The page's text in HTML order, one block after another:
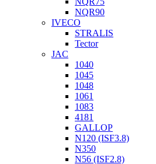
NQR90
IVECO
STRALIS
Tector
JAC
1040
1045
1048
1061
1083
4181
GALLOP
N120 (ISF3.8)
N350
N56 (ISF2.8)